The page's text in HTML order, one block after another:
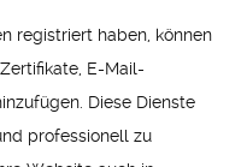
registriert haben, können
E-Mail-
Diese Dienste
professionell zu